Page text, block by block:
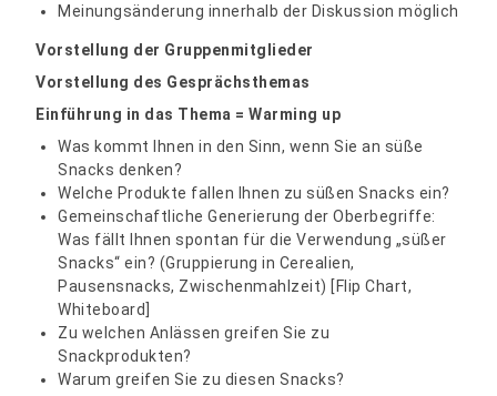
Meinungsänderung innerhalb der Diskussion möglich
Vorstellung der Gruppenmitglieder
Vorstellung des Gesprächsthemas
Einführung in das Thema = Warming up
Was kommt Ihnen in den Sinn, wenn Sie an süße
Snacks denken?
Welche Produkte fallen Ihnen zu süßen Snacks ein?
Gemeinschaftliche Generierung der Oberbegriffe:
Was fällt Ihnen spontan für die Verwendung „süßer
Snacks“ ein? (Gruppierung in Cerealien,
Pausensnacks, Zwischenmahlzeit) [Flip Chart,
Whiteboard]
Zu welchen Anlässen greifen Sie zu
Snackprodukten?
Warum greifen Sie zu diesen Snacks?